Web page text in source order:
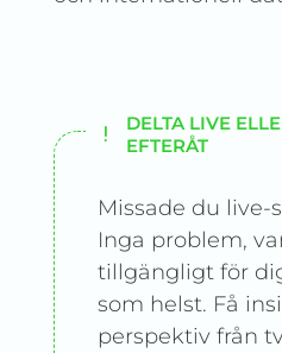
DELTA LIVE
EFTERÅT
Missade du live-
Inga problem,
tillgängligt för
som helst. Få
perspektiv från